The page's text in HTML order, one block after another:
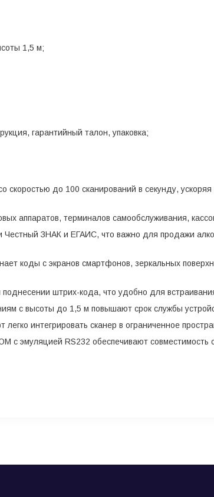
1,5 м;
гарантийный талон, упаковка;
до 100 сканирований в секунду,
аппаратов, терминалов самообслуживания,
ЗНАК и ЕГАИС, что важно для продажи
коды с экранов смартфонов, зеркальных
штрих-кода, что удобно для
с высоты до 1,5 м повышают срок службы
интегрировать сканер в ограниченное
с эмуляцией RS232 обеспечивают